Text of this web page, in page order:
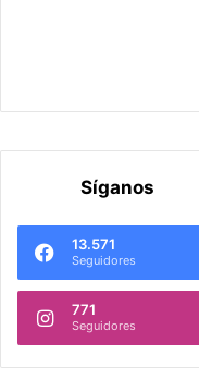
Síganos
13.571
Seguidores
771
Seguidores